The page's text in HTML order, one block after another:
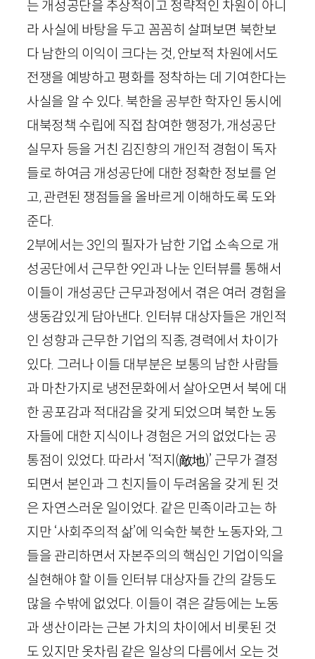
는 개성공단을 추상적이고 정략적인 차원이 아니
라 사실에 바탕을 두고 꼼꼼히 살펴보면 북한보
다 남한의 이익이 크다는 것, 안보적 차원에서도
전쟁을 예방하고 평화를 정착하는 데 기여한다는
사실을 알 수 있다. 북한을 공부한 학자인 동시에
대북정책 수립에 직접 참여한 행정가, 개성공단
실무자 등을 거친 김진향의 개인적 경험이 독자
들로 하여금 개성공단에 대한 정확한 정보를 얻
고, 관련된 쟁점들을 올바르게 이해하도록 도와
준다.
2부에서는 3인의 필자가 남한 기업 소속으로 개
성공단에서 근무한 9인과 나눈 인터뷰를 통해서
이들이 개성공단 근무과정에서 겪은 여러 경험을
생동감있게 담아낸다. 인터뷰 대상자들은 개인적
인 성향과 근무한 기업의 직종, 경력에서 차이가
있다. 그러나 이들 대부분은 보통의 남한 사람들
과 마찬가지로 냉전문화에서 살아오면서 북에 대
한 공포감과 적대감을 갖게 되었으며 북한 노동
자들에 대한 지식이나 경험은 거의 없었다는 공
통점이 있었다. 따라서 ‘적지(敵地)’ 근무가 결정
되면서 본인과 그 친지들이 두려움을 갖게 된 것
은 자연스러운 일이었다. 같은 민족이라고는 하
지만 ‘사회주의적 삶’에 익숙한 북한 노동자와, 그
들을 관리하면서 자본주의의 핵심인 기업이익을
실현해야 할 이들 인터뷰 대상자들 간의 갈등도
많을 수밖에 없었다. 이들이 겪은 갈등에는 노동
과 생산이라는 근본 가치의 차이에서 비롯된 것
도 있지만 옷차림 같은 일상의 다름에서 오는 것